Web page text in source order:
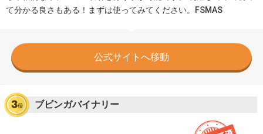
て分かる良さもある！まずは使ってみてください。FSMAS
公式サイトへ移動
ブビンガバイナリー